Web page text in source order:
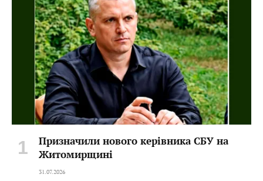
Призначили нового керівника СБУ на
Житомирщині
31.07.2026